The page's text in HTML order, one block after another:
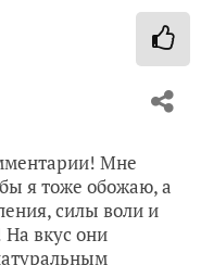
Мне
я тоже обожаю, а
силы воли и
вкус они